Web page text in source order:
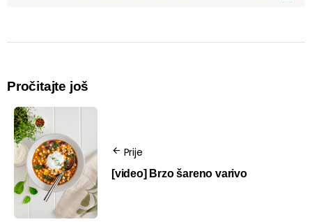
Pročitajte još
Prije
[video] Brzo šareno varivo